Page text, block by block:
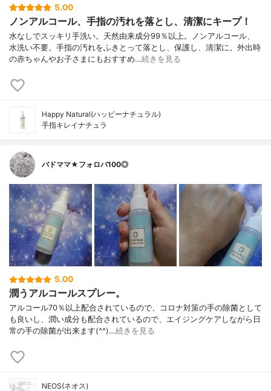
5.00
ノンアルコール、手指の汚れを落とし、清潔にキープ！
水なしでスッキリ手洗い。天然由来成分99％以上。ノンアルコール、
水洗い不要。手指の汚れをふきとって落とし、保護し、清潔に。外出時
の赤ちゃんやお子さまにもおすすめ…続きを見る
Happy Natural(ハッピーナチュラル)
手指キレイナチュラ
バドママ★フォロバ100◎
5.00
潤うアルコールスプレー。
アルコール70％以上配合されているので、コロナ対策の手の除菌として
も良いし、潤い成分も配合されているので、エイジングケアしながら日
常の手の除菌が出来ます(^^)…続きを見る
NEOS(ネオス)